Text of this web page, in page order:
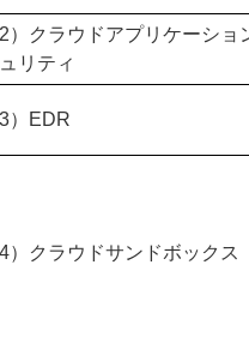
2）クラウドアプリケーショ
リティ
3）EDR
4）クラウドサンドボックス